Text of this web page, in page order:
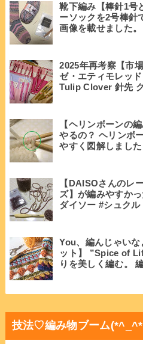
靴下編み【棒針1号
ーソックを2号棒針
画像を載せました。
2025年再考察【市
ゼ・エティモレッ
Tulip Clover 針先
【ヘリンボーンの
やるの？ ヘリンボ
やすく図解しました
【DAISOさんのレ
ズ】が編みやすか
ダイソー #シュクル
You、編んじゃい
ット】 ”Spice of
りを美しく編む。
技法♡編み物ブーム